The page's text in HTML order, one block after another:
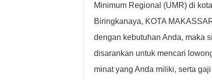
Minimum Regional (UMR) di
Biringkanaya, KOTA
dengan kebutuhan Anda, maka
disarankan untuk mencari
minat yang Anda miliki, serta